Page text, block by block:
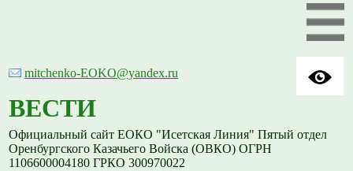
mitchenko-EOKO@yandex.ru
ВЕСТИ
Официальный сайт ЕОКО "Исетская Линия" Пятый отдел
Оренбургского Казачьего Войска (ОВКО) ОГРН
1106600004180 ГРКО 300970022